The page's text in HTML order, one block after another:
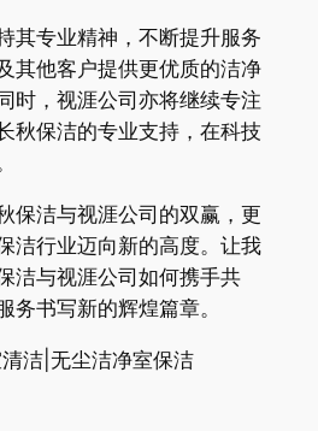
其专业精神，不断提升服务
其他客户提供更优质的洁净
时，视涯公司亦将继续专注
秋保洁的专业支持，在科技
保洁与视涯公司的双赢，更
洁行业迈向新的高度。让我
洁与视涯公司如何携手共
务书写新的辉煌篇章。
洁|无尘洁净室保洁